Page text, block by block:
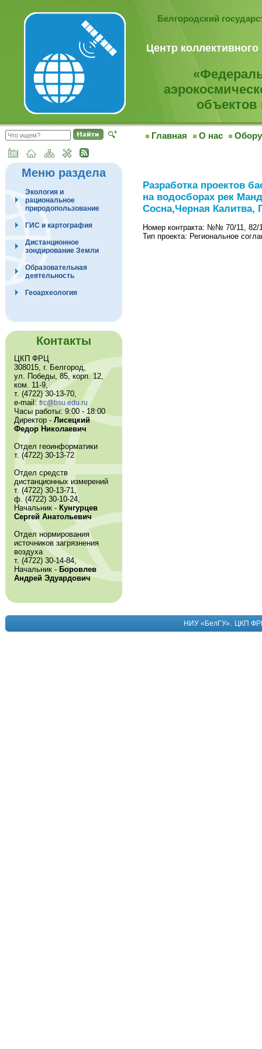
Белгородский
Центр
объектов
Главная О нас
Меню раздела
Экология и
рациональное
природопользование
ГИС и картография
Дистанционное
зондирование Земли
Образовательная
деятельность
Геоархеология
Контакты
ЦКП ФРЦ
308015, г. Белгород,
ул. Победы, 85, корп. 12,
ком. 11-9,
т. (4722) 30-13-70,
e-mail:frc@bsu.edu.ru
Часы работы: 9:00 - 18:00
Директор - Лисецкий
Федор Николаевич
Отдел геоинформатики
т. (4722) 30-13-72
Отдел средств
дистанционных измерений
т. (4722) 30-13-71,
ф. (4722) 30-10-24,
Начальник - Кунгурцев
Сергей Анатольевич
Отдел нормирования
источников загрязнения
воздуха
т. (4722) 30-14-84,
Начальник - Боровлев
Андрей Эдуардович
Разработка проектов
на водосборах рек
Сосна,Черная
Номер контракта: №№ 70/11, 82/
Тип проекта: Региональное
НИУ «БелГУ». ЦКП